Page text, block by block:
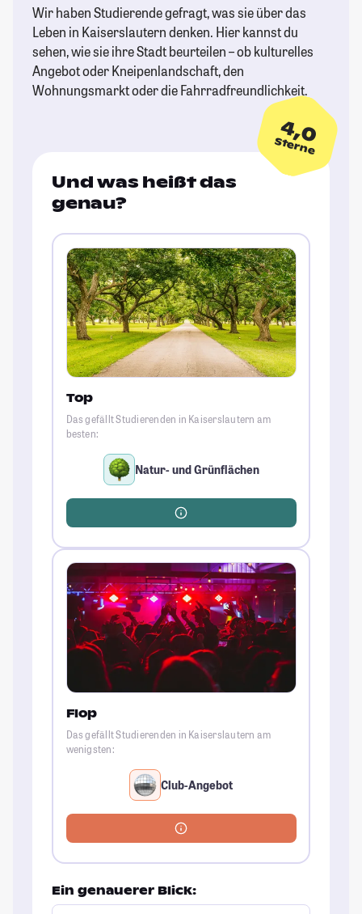
Wir haben Studierende gefragt, was sie über das
Leben in Kaiserslautern denken. Hier kannst du
sehen, wie sie ihre Stadt beurteilen – ob kulturelles
Angebot oder Kneipenlandschaft, den
Wohnungsmarkt oder die Fahrradfreundlichkeit.
4,0
Sterne
Und was heißt das
genau?
Top
Das gefällt Studierenden in Kaiserslautern am
besten:
Natur- und Grünflächen
Flop
Das gefällt Studierenden in Kaiserslautern am
wenigsten:
Club-Angebot
Ein genauerer Blick: